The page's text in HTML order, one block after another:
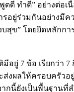
ดี ทำดี” อย่างต่อเ
รอยู่ร่วมกันอย่างมี
บสุข” โดยยึดหลักก
ยู่ 7 ข้อ เรียกว่า 7
ส่งผลให้ครอบครัว
นี้ยังเป็นพื้นฐานที่